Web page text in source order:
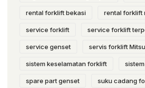
rental forklift bekasi rental forklift
service forklift service forklift
service genset servis forklift
sistem keselamatan forklift
spare part genset suku cadang